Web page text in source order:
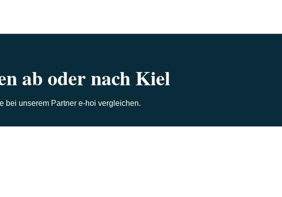
ab oder nach Kiel
bei unserem Partner e-hoi vergleichen.